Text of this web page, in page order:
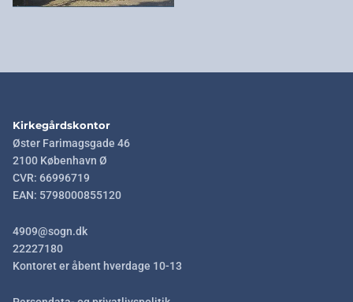
Kirkegårdskontor
Øster Farimagsgade 46
2100 København Ø
CVR: 66996719
EAN: 5798000855120
4909@sogn.dk
22227180
Kontoret er åbent hverdage 10-13